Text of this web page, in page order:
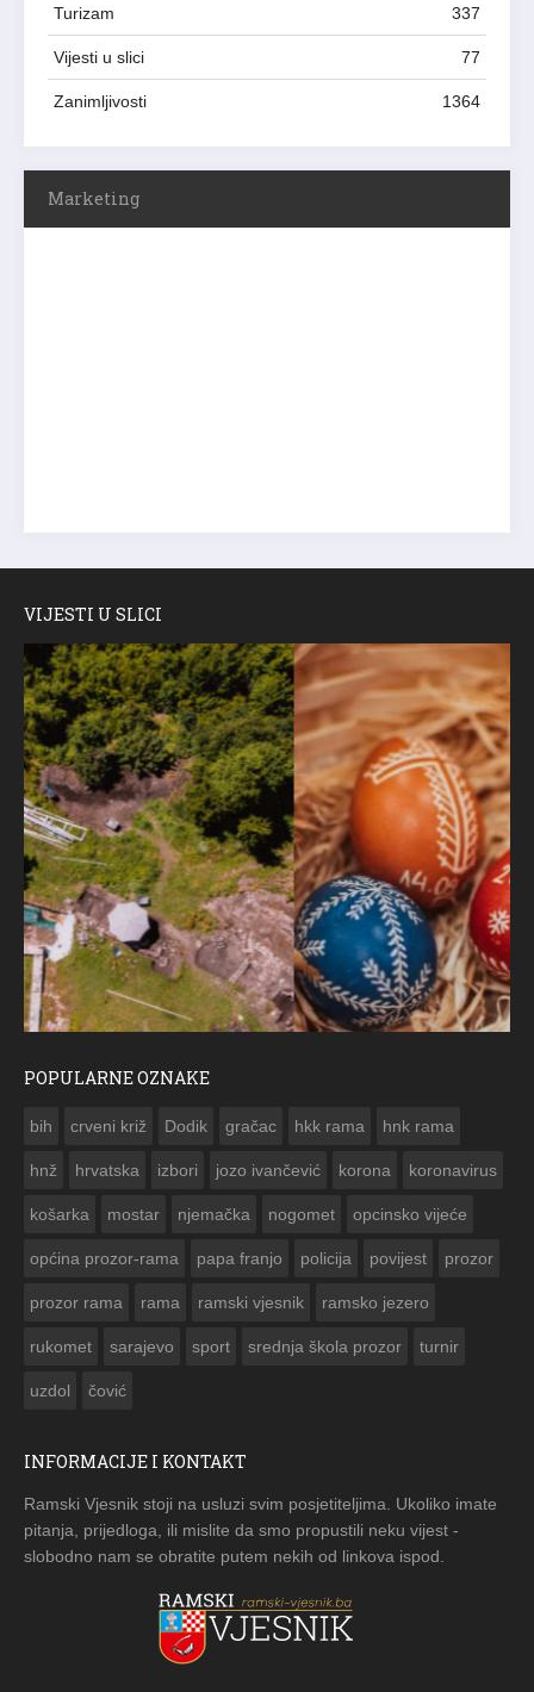
Turizam 337
Vijesti u slici 77
Zanimljivosti 1364
Marketing
VIJESTI U SLICI
POPULARNE OZNAKE
bih crveni križ Dodik gračac hkk rama hnk rama
hnž hrvatska izbori jozo ivančević korona koronavirus
košarka mostar njemačka nogomet opcinsko vijeće
općina prozor-rama papa franjo policija povijest prozor
prozor rama rama ramski vjesnik ramsko jezero
rukomet sarajevo sport srednja škola prozor turnir
uzdol čović
INFORMACIJE I KONTAKT
Ramski Vjesnik stoji na usluzi svim posjetiteljima. Ukoliko imate
pitanja, prijedloga, ili mislite da smo propustili neku vijest -
slobodno nam se obratite putem nekih od linkova ispod.